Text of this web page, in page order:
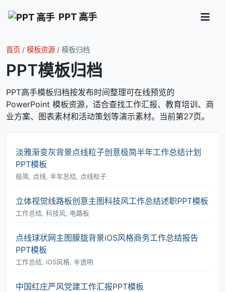
PPT 高手
首页 / 模板资源 / 模板归档
PPT模板归档
PPT高手模板归档按发布时间整理可在线预览的
PowerPoint 模板资源，适合查找工作汇报、教育培训、商
业方案、图表素材和活动策划等演示素材。当前第27页。
淡雅渐变灰背景点线粒子创意极简半年工作总结计划
PPT模板
极简, 点线, 半年总结, 点线粒子
立体视觉线路板创意主图科技风工作总结述职PPT模板
工作总结, 科技风, 电路板
点线球状网主图朦胧背景iOS风格商务工作总结报告
PPT模板
工作总结, iOS风格, 半透明
中国红庄严风党建工作汇报PPT模板